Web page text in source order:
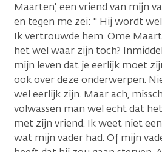
Maarten', een vriend van mijn
en tegen me zei: " Hij wordt
Ik vertrouwde hem. Ome
het wel waar zijn toch?
mijn leven dat je eerlijk moet
ook over deze onderwerpen.
wel eerlijk zijn. Maar ach,
volwassen man wel echt dat
met zijn vriend. Ik weet niet
wat mijn vader had. Of mijn